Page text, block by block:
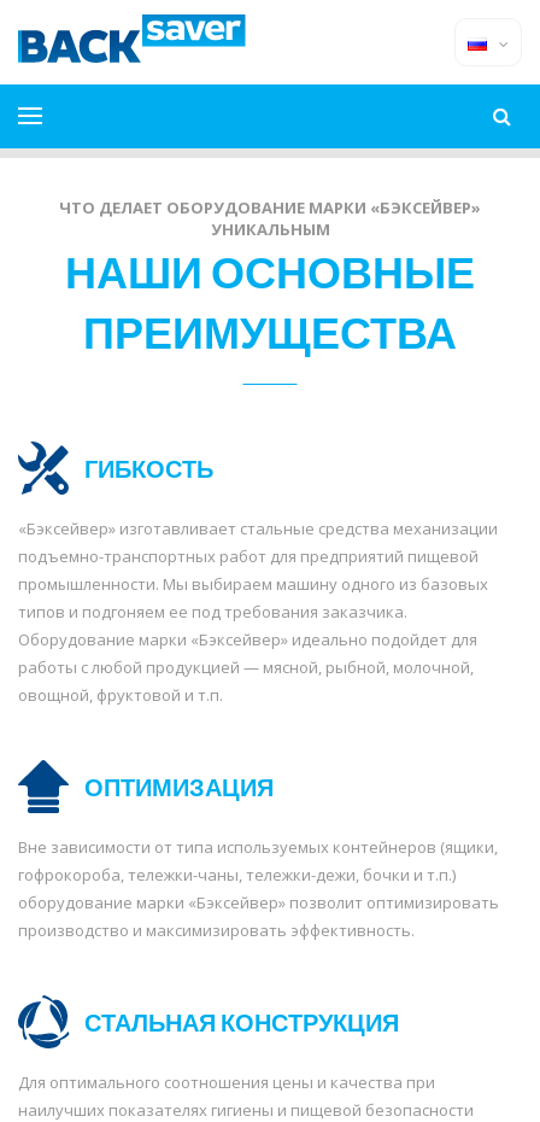
ЧТО ДЕЛАЕТ ОБОРУДОВАНИЕ МАРКИ «БЭКСЕЙВЕР»
УНИКАЛЬНЫМ
НАШИ ОСНОВНЫЕ
ПРЕИМУЩЕСТВА
ГИБКОСТЬ
«Бэксейвер» изготавливает стальные средства механизации
подъемно-транспортных работ для предприятий пищевой
промышленности. Мы выбираем машину одного из базовых
типов и подгоняем ее под требования заказчика.
Оборудование марки «Бэксейвер» идеально подойдет для
работы с любой продукцией — мясной, рыбной, молочной,
овощной, фруктовой и т.п.
ОПТИМИЗАЦИЯ
Вне зависимости от типа используемых контейнеров (ящики,
гофрокороба, тележки-чаны, тележки-дежи, бочки и т.п.)
оборудование марки «Бэксейвер» позволит оптимизировать
производство и максимизировать эффективность.
СТАЛЬНАЯ КОНСТРУКЦИЯ
Для оптимального соотношения цены и качества при
наилучших показателях гигиены и пищевой безопасности